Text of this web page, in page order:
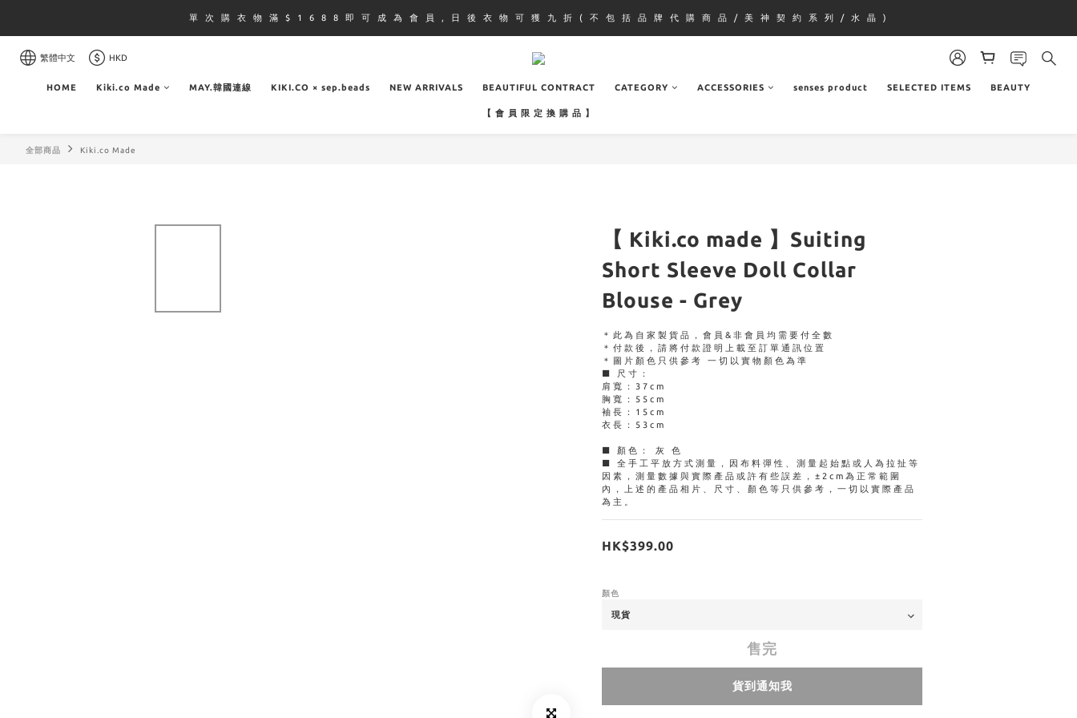
單 次 購 衣 物 滿 $ 1 6 8 8 即 可 成 為 會 員 , 日 後 衣 物 可 獲 九 折 ( 不 包 括 品 牌 代 購 商 品 / 美 神 契 約 系 列 / 水 晶 )
繁體中文 HKD
HOME Kiki.co Made MAY.韓國連線 KIKI.CO × sep.beads NEW ARRIVALS BEAUTIFUL CONTRACT CATEGORY ACCESSORIES senses product SELECTED ITEMS BEAUTY
【 會 員 限 定 換 購 品 】
全部商品 Kiki.co Made
【 Kiki.co made 】Suiting
Short Sleeve Doll Collar
Blouse - Grey
＊此為自家製貨品，會員&非會員均需要付全數
＊付款後，請將付款證明上載至訂單通訊位置
＊圖片顏色只供參考 一切以實物顏色為準
■ 尺寸：
肩寬：37cm
胸寬：55cm
袖長：15cm
衣長：53cm
■ 顏色： 灰 色
■ 全手工平放方式測量，因布料彈性、測量起始點或人為拉扯等
因素，測量數據與實際產品或許有些誤差，±2cm為正常範圍
內，上述的產品相片、尺寸、顏色等只供參考，一切以實際產品
為主。
HK$399.00
顏色
售完
貨到通知我